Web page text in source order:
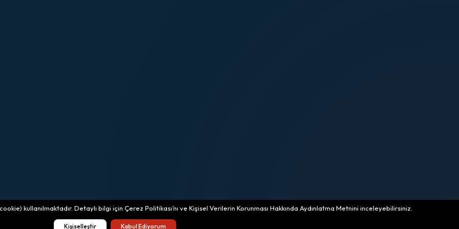
kullanılmaktadır. Detaylı bilgi için Çerez Politikası’nı ve Kişisel Verilerin Korunması Hakkında Aydınlatma Metnini inceleyebilirsiniz.
Kişiselleştir Kabul Ediyorum